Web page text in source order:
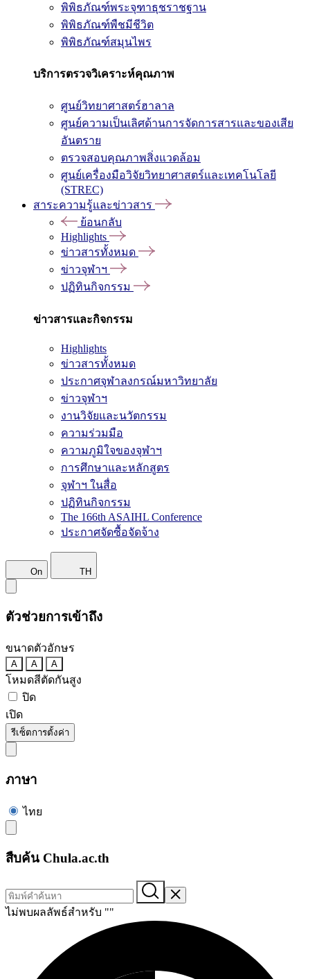
พิพิธภัณฑ์พระจุฑาธุชราชฐาน
พิพิธภัณฑ์พืชมีชีวิต
พิพิธภัณฑ์สมุนไพร
บริการตรวจวิเคราะห์คุณภาพ
ศูนย์วิทยาศาสตร์ฮาลาล
ศูนย์ความเป็นเลิศด้านการจัดการสารและของเสีย
อันตราย
ตรวจสอบคุณภาพสิ่งแวดล้อม
ศูนย์เครื่องมือวิจัยวิทยาศาสตร์และเทคโนโลยี
(STREC)
สาระความรู้และข่าวสาร
ย้อนกลับ
Highlights
ข่าวสารทั้งหมด
ข่าวจุฬาฯ
ปฏิทินกิจกรรม
ข่าวสารและกิจกรรม
Highlights
ข่าวสารทั้งหมด
ประกาศจุฬาลงกรณ์มหาวิทยาลัย
ข่าวจุฬาฯ
งานวิจัยและนวัตกรรม
ความร่วมมือ
ความภูมิใจของจุฬาฯ
การศึกษาและหลักสูตร
จุฬาฯ ในสื่อ
ปฏิทินกิจกรรม
The 166th ASAIHL Conference
ประกาศจัดซื้อจัดจ้าง
On TH
ตัวช่วยการเข้าถึง
ขนาดตัวอักษร
A A A
โหมดสีตัดกันสูง
ปิด
เปิด
รีเซ็ตการตั้งค่า
ภาษา
ไทย
สืบค้น Chula.ac.th
ไม่พบผลลัพธ์สำหรับ ""